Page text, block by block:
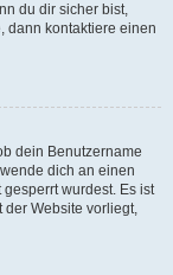
du dir sicher bist,
dann kontaktiere einen
dein Benutzername
dich an einen
wurdest. Es ist
Website vorliegt,